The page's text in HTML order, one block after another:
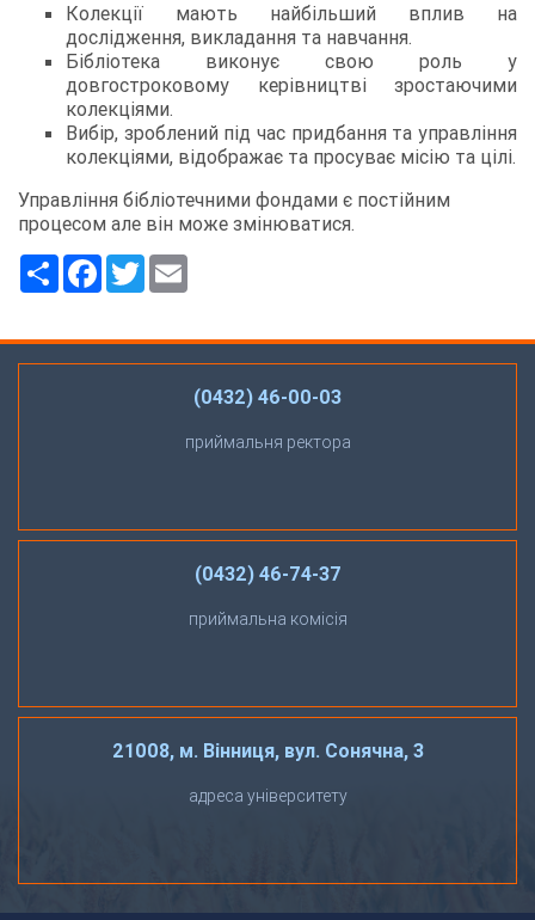
Колекції мають найбільший вплив на
дослідження, викладання та навчання.
Бібліотека виконує свою роль у
довгостроковому керівництві зростаючими
колекціями.
Вибір, зроблений під час придбання та управління
колекціями, відображає та просуває місію та цілі.
Управління бібліотечними фондами є постійним
процесом але він може змінюватися.
РесурсFacebook
Twitter
(0432) 46-00-03
приймальня ректора
(0432) 46-74-37
приймальна комісія
21008, м. Вінниця, вул. Сонячна, 3
адреса університету